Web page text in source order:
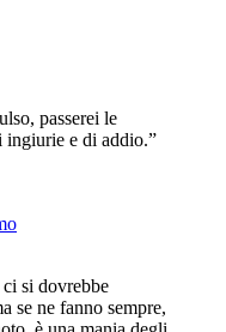
passerei le
ingiurie e di addio.”
si dovrebbe
se ne fanno sempre,